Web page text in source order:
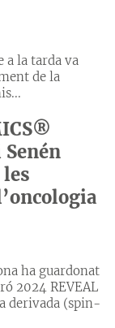
a la tarda va
de la
ha guardonat
2024 REVEAL
derivada (spin-